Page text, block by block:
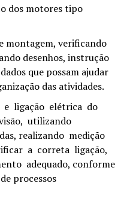
dos motores tipo
montagem, verificando
desenhos, instrução
que possam ajudar
das atividades.
e ligação elétrica do
utilizando
realizando medição
a correta ligação,
adequado, conforme
processos